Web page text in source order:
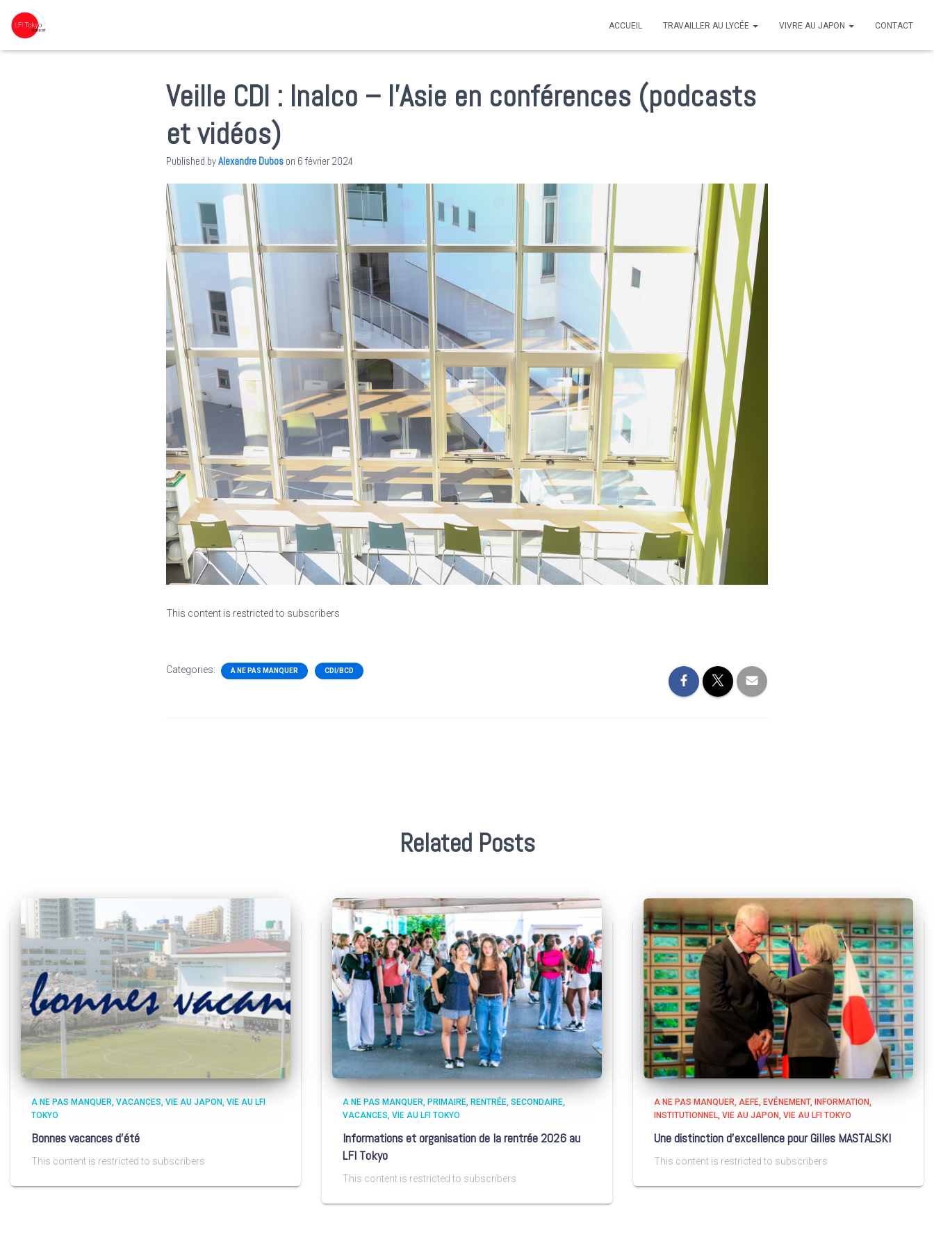
ACCUEIL TRAVAILLER AU LYCÉE VIVRE AU JAPON CONTACT
Veille CDI : Inalco – l’Asie en conférences (podcasts
et vidéos)
Published byAlexandre Dubos on 6 février 2024
This content is restricted to subscribers
Categories: A NE PAS MANQUER CDI/BCD
Related Posts
A NE PAS MANQUER VACANCES VIE AU JAPON VIE AU LFI
TOKYO
Bonnes vacances d’été
This content is restricted to subscribers
A NE PAS MANQUER PRIMAIRE RENTRÉE SECONDAIRE
VACANCES VIE AU LFI TOKYO
Informations et organisation de la rentrée 2026 au
LFI Tokyo
This content is restricted to subscribers
A NE PAS MANQUER AEFE EVÉNEMENT
INFORMATION
INSTITUTIONNEL VIE AU JAPON VIE AU LFI TOKYO
Une distinction d’excellence pour Gilles MASTALSKI
This content is restricted to subscribers